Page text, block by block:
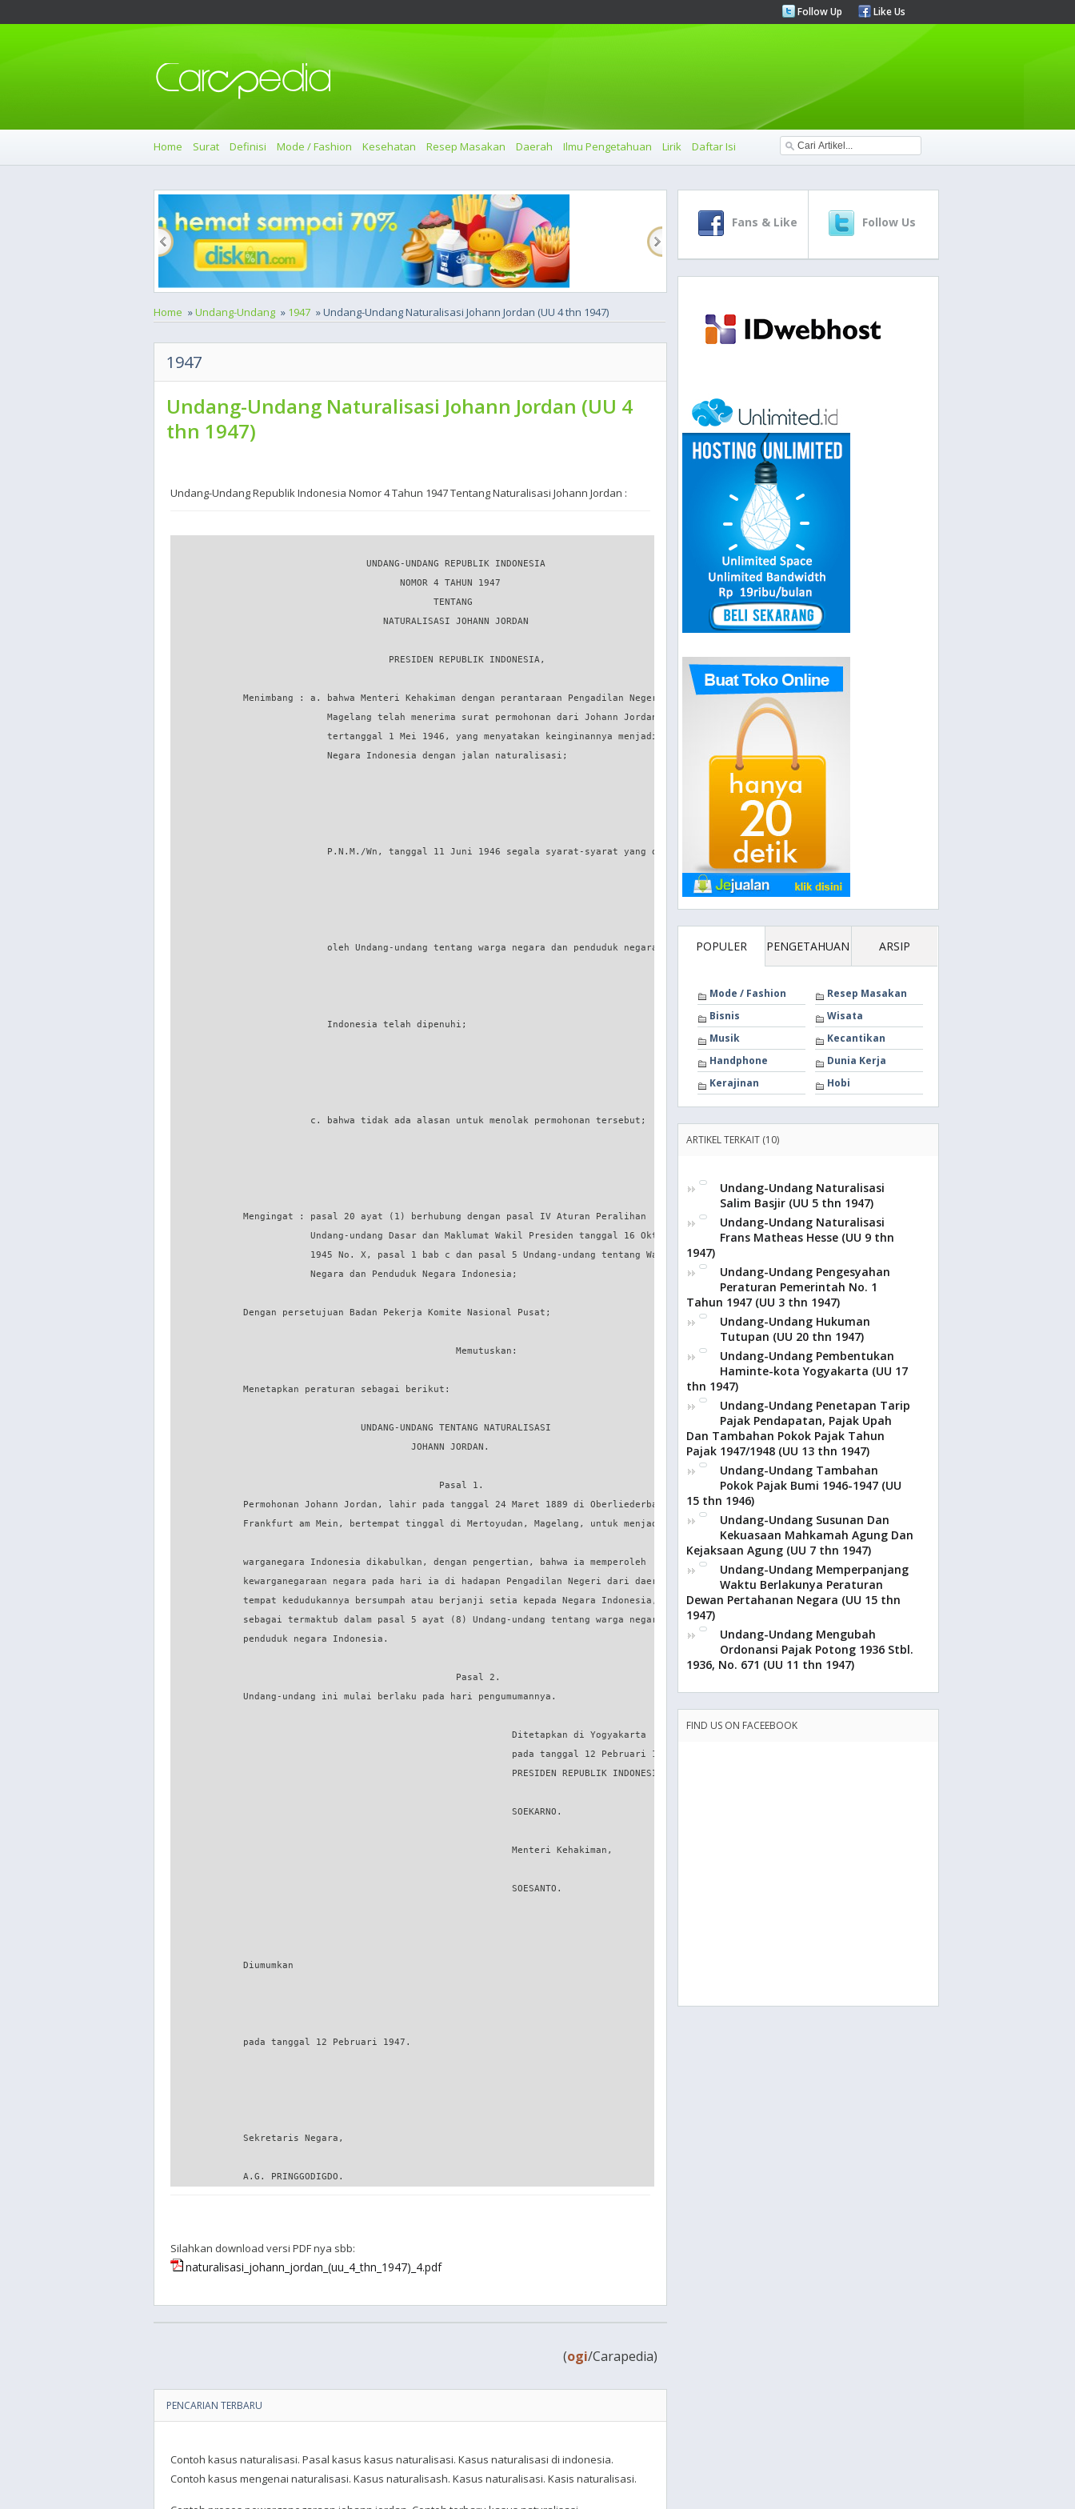
Follow Up Like Us
Home Surat Definisi Mode / Fashion Kesehatan Resep Masakan Daerah Ilmu Pengetahuan Lirik Daftar Isi
Home »Undang-Undang » 1947 » Undang-Undang Naturalisasi Johann Jordan (UU 4 thn 1947)
1947
Undang-Undang Naturalisasi Johann Jordan (UU 4
thn 1947)
Undang-Undang Republik Indonesia Nomor 4 Tahun 1947 Tentang Naturalisasi Johann Jordan :
                                   UNDANG-UNDANG REPUBLIK INDONESIA
                                         NOMOR 4 TAHUN 1947
                                               TENTANG
                                      NATURALISASI JOHANN JORDAN
                                       PRESIDEN REPUBLIK INDONESIA,
             Menimbang : a. bahwa Menteri Kehakiman dengan perantaraan Pengadilan Negeri
                            Magelang telah menerima surat permohonan dari Johann Jordan,
                            tertanggal 1 Mei 1946, yang menyatakan keinginannya menjadi Warga
                            Negara Indonesia dengan jalan naturalisasi;                         b. bahwa menurut keputusan Pengadilan Negeri Magelang No. 1/1946
                            P.N.M./Wn, tanggal 11 Juni 1946 segala syarat-syarat yang ditetapkan
                            oleh Undang-undang tentang warga negara dan penduduk negara
                            Indonesia telah dipenuhi;
                         c. bahwa tidak ada alasan untuk menolak permohonan tersebut;
             Mengingat : pasal 20 ayat (1) berhubung dengan pasal IV Aturan Peralihan
                         Undang-undang Dasar dan Maklumat Wakil Presiden tanggal 16 Oktober
                         1945 No. X, pasal 1 bab c dan pasal 5 Undang-undang tentang Warga
                         Negara dan Penduduk Negara Indonesia;
             Dengan persetujuan Badan Pekerja Komite Nasional Pusat;
                                                   Memutuskan:
             Menetapkan peraturan sebagai berikut:
                                  UNDANG-UNDANG TENTANG NATURALISASI
                                           JOHANN JORDAN.
                                                Pasal 1.
             Permohonan Johann Jordan, lahir pada tanggal 24 Maret 1889 di Oberliederbach bei
             Frankfurt am Mein, bertempat tinggal di Mertoyudan, Magelang, untuk menjadi
             warganegara Indonesia dikabulkan, dengan pengertian, bahwa ia memperoleh
             kewarganegaraan negara pada hari ia di hadapan Pengadilan Negeri dari daerah
             tempat kedudukannya bersumpah atau berjanji setia kepada Negara Indonesia,
             sebagai termaktub dalam pasal 5 ayat (8) Undang-undang tentang warga negara dan
             penduduk negara Indonesia.
                                                   Pasal 2.
             Undang-undang ini mulai berlaku pada hari pengumumannya.
                                                             Ditetapkan di Yogyakarta
                                                             pada tanggal 12 Pebruari 1947.
                                                             PRESIDEN REPUBLIK INDONESIA,
                                                             SOEKARNO.
                                                             Menteri Kehakiman,
                                                             SOESANTO.
             Diumumkan
             pada tanggal 12 Pebruari 1947.
             Sekretaris Negara,
Silahkan download versi PDF nya sbb:
naturalisasi_johann_jordan_(uu_4_thn_1947)_4.pdf
(ogi/Carapedia)
PENCARIAN TERBARU
Contoh kasus naturalisasi. Pasal kasus kasus naturalisasi. Kasus naturalisasi di indonesia.
Contoh kasus mengenai naturalisasi. Kasus naturalisash. Kasus naturalisasi. Kasis naturalisasi.
Fans & Like Follow Us
POPULER PENGETAHUAN ARSIP
Mode / Fashion
Resep Masakan
Bisnis
Wisata
Musik
Kecantikan
Handphone
Dunia Kerja
Kerajinan
Hobi
ARTIKEL TERKAIT (10)
Undang-Undang Naturalisasi
Salim Basjir (UU 5 thn 1947)
Undang-Undang Naturalisasi
Frans Matheas Hesse (UU 9 thn
1947)
Undang-Undang Pengesyahan
Peraturan Pemerintah No. 1
Tahun 1947 (UU 3 thn 1947)
Undang-Undang Hukuman
Tutupan (UU 20 thn 1947)
Undang-Undang Pembentukan
Haminte-kota Yogyakarta (UU 17
thn 1947)
Undang-Undang Penetapan Tarip
Pajak Pendapatan, Pajak Upah
Dan Tambahan Pokok Pajak Tahun
Pajak 1947/1948 (UU 13 thn 1947)
Undang-Undang Tambahan
Pokok Pajak Bumi 1946-1947 (UU
15 thn 1946)
Undang-Undang Susunan Dan
Kekuasaan Mahkamah Agung Dan
Kejaksaan Agung (UU 7 thn 1947)
Undang-Undang Memperpanjang
Waktu Berlakunya Peraturan
Dewan Pertahanan Negara (UU 15 thn
1947)
Undang-Undang Mengubah
Ordonansi Pajak Potong 1936 Stbl.
1936, No. 671 (UU 11 thn 1947)
FIND US ON FACEEBOOK